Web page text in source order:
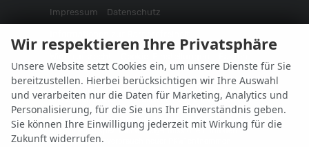
Impressum Datenschutz
Widerrufsrecht Fakten
Weitere Informationen zum offiziellen Kraftstoffverbrauch
und zu den offiziellen spezifischen CO
-Emissionen und
gegebenenfalls zum Stromverbrauch neuer PKW können
dem 'Leitfaden über den offiziellen Kraftstoffverbrauch,
die offiziellen spezifischen CO
offiziellen Stromverbrauch neuer PKW' entnommen
Wir respektieren Ihre Privatsphäre
Unsere Website setzt Cookies ein, um unsere Dienste für Sie
bereitzustellen. Hierbei berücksichtigen wir Ihre Auswahl
und verarbeiten nur die Daten für Marketing, Analytics und
Personalisierung, für die Sie uns Ihr Einverständnis geben.
Sie können Ihre Einwilligung jederzeit mit Wirkung für die
Zukunft widerrufen.